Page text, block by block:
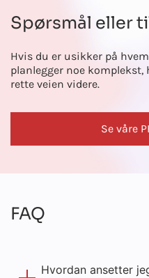
Spørsmål eller
Hvis du er usikker på
planlegger noe komplekst,
rette veien videre.
Se våre
FAQ
Hvordan ansetter